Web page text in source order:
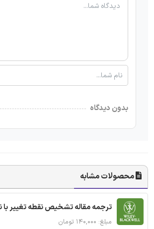
بدون دیدگاه
محصولات مشابه
ترجمه مقاله تشخیص نقطه تغییر با
مبلغ: ۱۴۰,۰۰۰ تومان